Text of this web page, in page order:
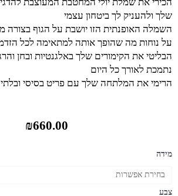
שלך ולהעניק לך ביטחון עצמי
השמלה האופנתית הזו יושבת על הגוף בצורה
על נוחות מה שהופך אותה למתאימה לכל
הבליטי את הקימורים שלך באלגנטיות ובחן
נתמכת לאורך כל היום
הרימי את המלתחה שלך עם פריט בסיסי ובלתי
₪660.00
מידה
צבע
כמות
שמלה
מחטבת